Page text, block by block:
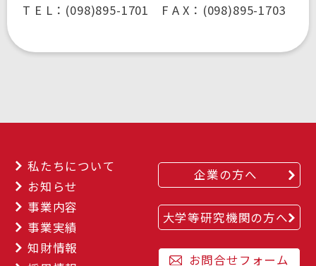
T E L：(098)895-1701 F A X：(098)895-1703
私たちについて
お知らせ
事業内容
事業実績
知財情報
企業の方へ
大学等研究機関の方へ
お問合せフォーム